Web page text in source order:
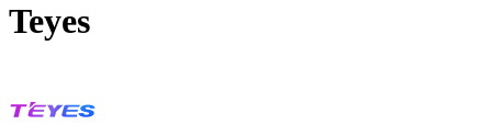
Teyes